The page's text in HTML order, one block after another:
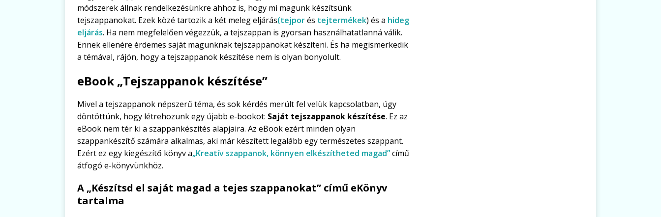
módszerek állnak rendelkezésünkre ahhoz is, hogy mi magunk készítsünk
tejszappanokat. Ezek közé tartozik a két meleg eljárás(tejporés tejtermékek) és a hideg
eljárás. Ha nem megfelelően végezzük, a tejszappan is gyorsan használhatatlanná válik.
Ennek ellenére érdemes saját magunknak tejszappanokat készíteni. És ha megismerkedik
a témával, rájön, hogy a tejszappanok készítése nem is olyan bonyolult.
eBook „Tejszappanok készítése”
Mivel a tejszappanok népszerű téma, és sok kérdés merült fel velük kapcsolatban, úgy
döntöttünk, hogy létrehozunk egy újabb e-bookot: Saját tejszappanok készítése. Ez az
eBook nem tér ki a szappankészítés alapjaira. Az eBook ezért minden olyan
szappankészítő számára alkalmas, aki már készített legalább egy természetes szappant.
Ezért ez egy kiegészítő könyv a„Kreatív szappanok, könnyen elkészítheted magad”című
átfogó e-könyvünkhöz.
A „Készítsd el saját magad a tejes szappanokat” című eKönyv
tartalma